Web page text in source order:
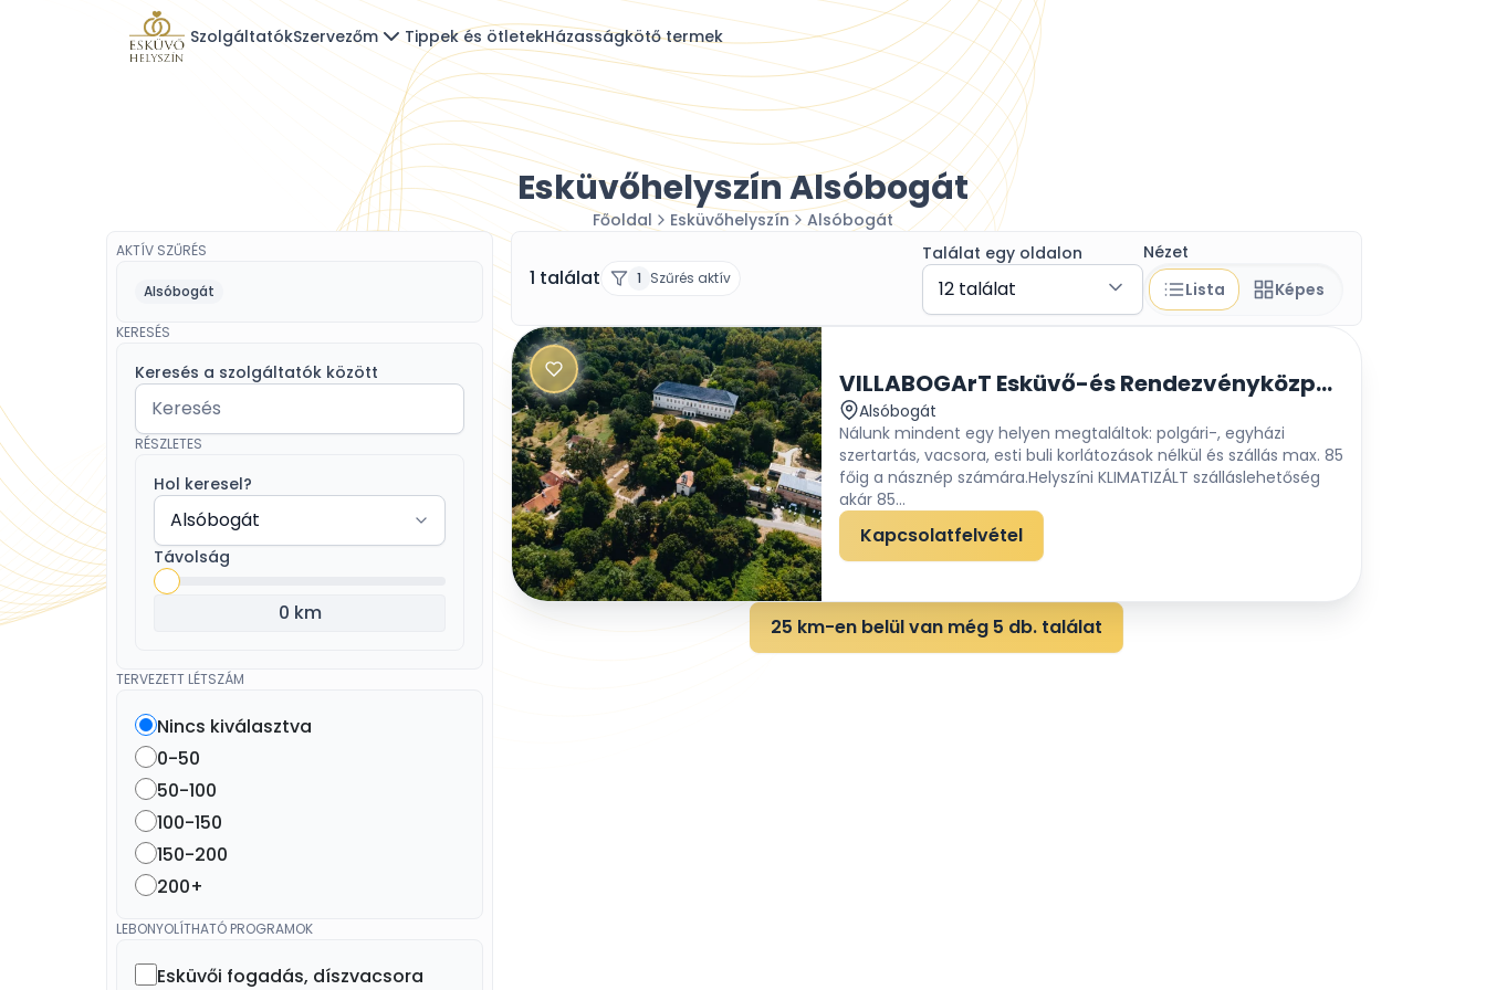
SzolgáltatókSzervezőm Tippek és ötletekHázasságkötő termek
Esküvőhelyszín Alsóbogát
Főoldal Esküvőhelyszín Alsóbogát
AKTÍV SZŰRÉS
Alsóbogát
KERESÉS
Keresés a szolgáltatók között
RÉSZLETES
Hol keresel?
Távolság
0 km
TERVEZETT LÉTSZÁM
Nincs kiválasztva
0-50
50-100
100-150
150-200
200+
LEBONYOLÍTHATÓ PROGRAMOK
Esküvői fogadás, díszvacsora
1 találat 1 Szűrés aktív
Találat egy oldalon
12 találat
Nézet
Lista
Képes
VILLABOGArT Esküvő-és Rendezvényközpont
Alsóbogát
Nálunk mindent egy helyen megtaláltok: polgári-, egyházi
szertartás, vacsora, esti buli korlátozások nélkül és szállás max. 85
főig a násznép számára.Helyszíni KLIMATIZÁLT szálláslehetőség
akár 85...
Kapcsolatfelvétel
25 km-en belül van még 5 db. találat